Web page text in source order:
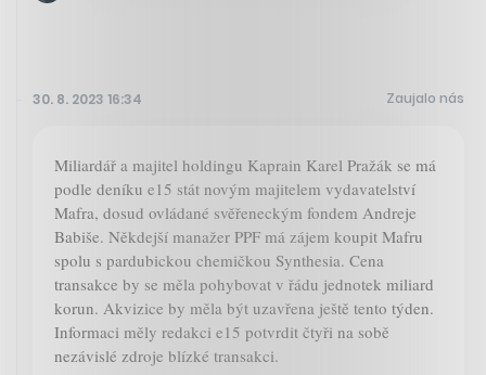
30. 8. 2023 16:34 Zaujalo nás
Miliardář a majitel holdingu Kaprain Karel Pražák se má
podle deníku e15 stát novým majitelem vydavatelství
Mafra, dosud ovládané svěřeneckým fondem Andreje
Babiše. Někdejší manažer PPF má zájem koupit Mafru
spolu s pardubickou chemičkou Synthesia. Cena
transakce by se měla pohybovat v řádu jednotek miliard
korun. Akvizice by měla být uzavřena ještě tento týden.
Informaci měly redakci e15 potvrdit čtyři na sobě
nezávislé zdroje blízké transakci.